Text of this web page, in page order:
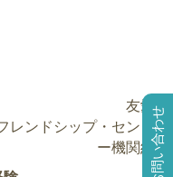
友愛
レンドシップ・センタ
ー機関紙お問い合わせ